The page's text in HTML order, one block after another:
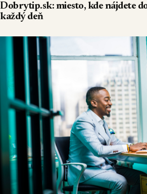
Dobrytip.sk: miesto, kde nájdete
každý deň